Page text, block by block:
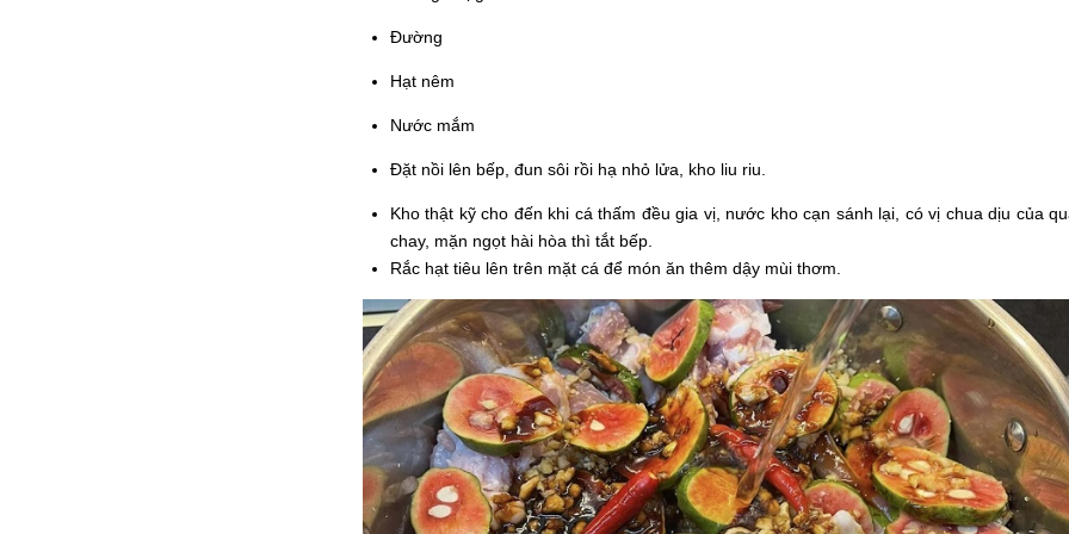
Đường
Hạt nêm
Nước mắm
Đặt nồi lên bếp, đun sôi rồi hạ nhỏ lửa, kho liu riu.
Kho thật kỹ cho đến khi cá thấm đều gia vị, nước kho cạn sánh lại, có vị chua dịu của
chay, mặn ngọt hài hòa thì tắt bếp.
Rắc hạt tiêu lên trên mặt cá để món ăn thêm dậy mùi thơm.